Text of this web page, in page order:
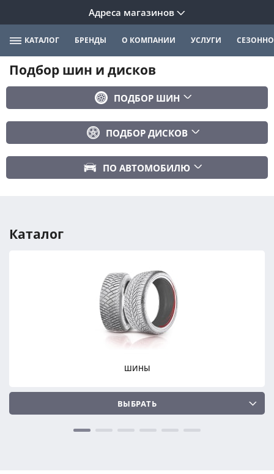
Адреса магазинов
КАТАЛОГ БРЕНДЫ О КОМПАНИИ УСЛУГИ
Подбор шин и дисков
ПОДБОР ШИН
Сбросить
ПОДБОР ДИСКОВ
ПОДОБРАТЬ
Сбросить
ПО АВТОМОБИЛЮ
Год авто
ПОДОБРАТЬ
Сбросить
Каталог
ШИНЫ
ВЫБРАТЬ